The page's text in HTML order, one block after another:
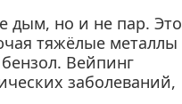
дым, но и не пар. Это
тяжёлые металлы
Вейпинг
заболеваний,